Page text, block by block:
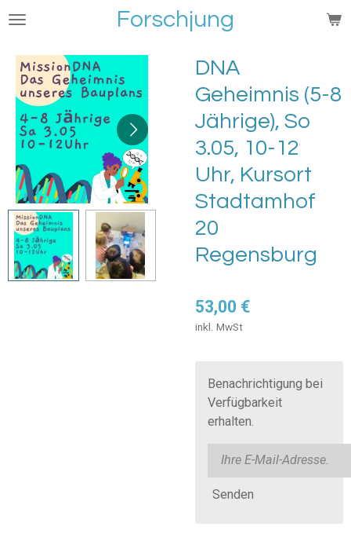
Zum
springen
Forschjung
DNA
Geheimnis (5-8
Jährige), So
3.05, 10-12
Uhr, Kursort
Stadtamhof
20
Regensburg
53,00 €
inkl. MwSt
Benachrichtigung bei
Verfügbarkeit
erhalten.
Senden